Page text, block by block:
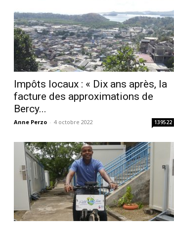
Impôts locaux : « Dix ans après, la
facture des approximations de
Bercy...
Anne Perzo - 4 octobre 2022 139522